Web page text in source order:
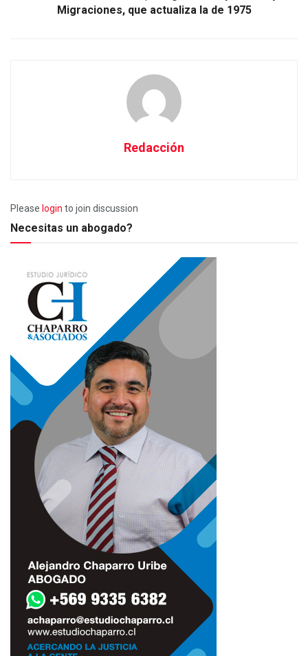
Migraciones, que actualiza la de 1975
Redacción
Please login to join discussion
Necesitas un abogado?